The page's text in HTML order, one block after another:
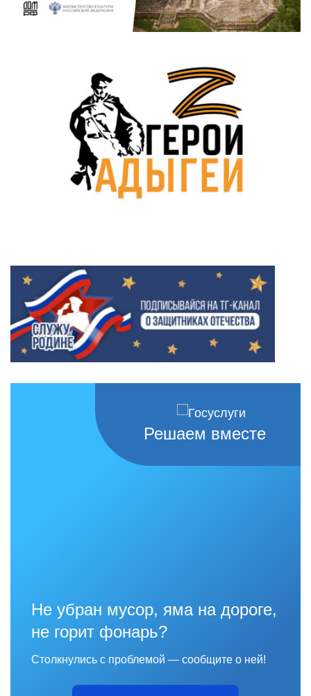
Решаем вместе
Не убран мусор, яма на дороге,
не горит фонарь?
Столкнулись с проблемой — сообщите о ней!